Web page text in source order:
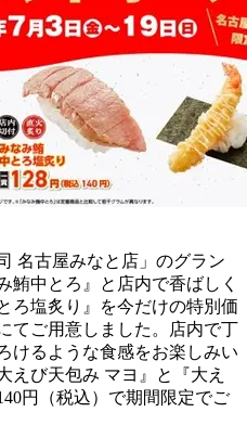
名古屋みなと店」のグラン
鮪中とろ』と店内で香ばしく
ろ塩炙り』を今だけの特別価
てご用意しました。店内で丁
けるような食感をお楽しみい
えび天包み マヨ』と『大え
円（税込）で期間限定でご